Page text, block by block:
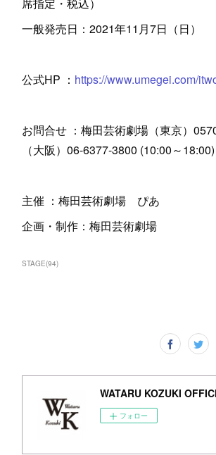
席指定・税込）
一般発売日：2021年11月7日（日）
公式HP ： https://www.umegei.com/
お問合せ ：梅田芸術劇場（東京）
（大阪）06-6377-3800 (10:00～18:00)
主催 ：梅田芸術劇場 ぴあ
企画・制作：梅田芸術劇場
STAGE(94)
WATARU KOZUKI
フォロー